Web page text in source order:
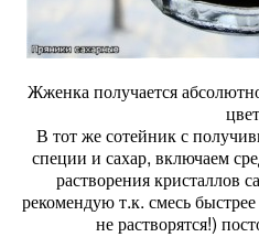
Жженка получается
В тот же сотейник с
специи и сахар, включаем
растворения кристаллов
рекомендую т.к. смесь
не растворятся!)